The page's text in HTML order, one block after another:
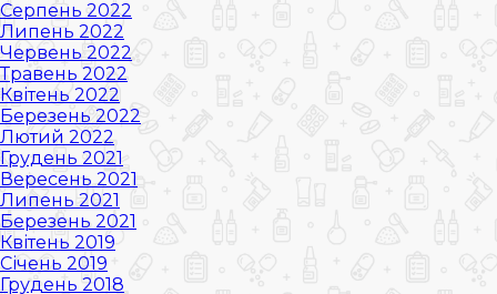
Серпень 2022
Липень 2022
Червень 2022
Травень 2022
Квітень 2022
Березень 2022
Лютий 2022
Грудень 2021
Вересень 2021
Липень 2021
Березень 2021
Квітень 2019
Січень 2019
Грудень 2018